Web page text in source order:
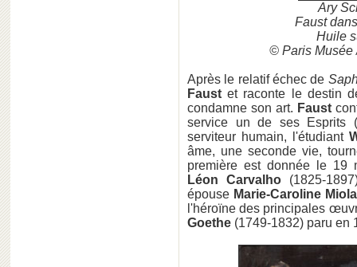
Ary
Faust
Huile
© Paris Musée
Après le relatif échec de
Faust et raconte le destin
condamne son art. Faust
service un de ses Esprits (
serviteur humain, l'étudiant
âme, une seconde vie,
première est donnée le
Léon Carvalho(1825-
épouse Marie-Caroline
l'héroïne des principales
Goethe (1749-1832) paru en